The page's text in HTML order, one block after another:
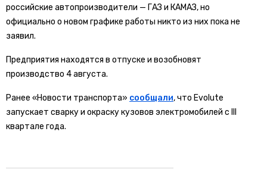
российские автопроизводители — ГАЗ и КАМАЗ, но
официально о новом графике работы никто из них пока не
заявил.
Предприятия находятся в отпуске и возобновят
производство 4 августа.
Ранее «Новости транспорта» сообщали, что Evolute
запускает сварку и окраску кузовов электромобилей с III
квартале года.